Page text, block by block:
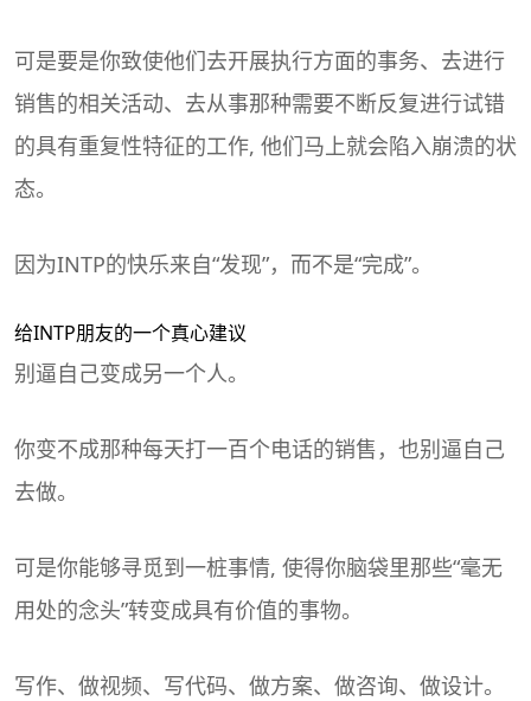
可是要是你致使他们去开展执行方面的事务、去进行
销售的相关活动、去从事那种需要不断反复进行试错
的具有重复性特征的工作, 他们马上就会陷入崩溃的状
态。
因为INTP的快乐来自“发现”，而不是“完成”。
给INTP朋友的一个真心建议
别逼自己变成另一个人。
你变不成那种每天打一百个电话的销售，也别逼自己
去做。
可是你能够寻觅到一桩事情, 使得你脑袋里那些“毫无
用处的念头”转变成具有价值的事物。
写作、做视频、写代码、做方案、做咨询、做设计。